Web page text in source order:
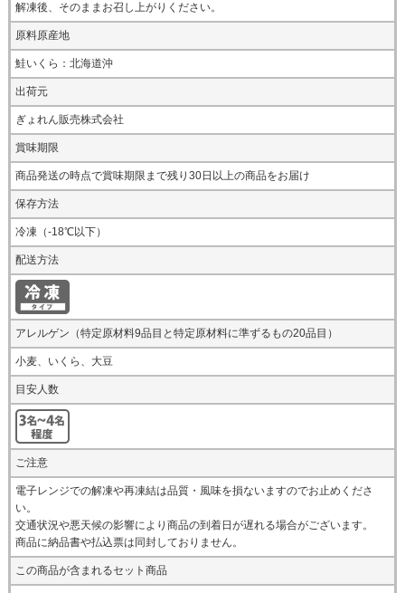
解凍後、そのままお召し上がりください。
原料原産地
鮭いくら：北海道沖
出荷元
ぎょれん販売株式会社
賞味期限
商品発送の時点で賞味期限まで残り30日以上の商品をお届け
保存方法
冷凍（-18℃以下）
配送方法
アレルゲン（特定原材料9品目と特定原材料に準ずるもの20品目）
小麦、いくら、大豆
目安人数
ご注意
電子レンジでの解凍や再凍結は品質・風味を損ないますのでお止めくださ
い。
交通状況や悪天候の影響により商品の到着日が遅れる場合がございます。
商品に納品書や払込票は同封しておりません。
この商品が含まれるセット商品